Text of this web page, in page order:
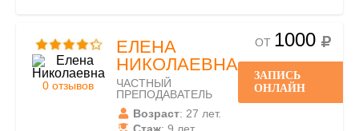
0 отзывов
ЕЛЕНА
НИКОЛАЕВНА
ЧАСТНЫЙ
ПРЕПОДАВАТЕЛЬ
Возраст: 27 лет.
ОТ 1000
ЗАПИСЬ
ОНЛАЙН